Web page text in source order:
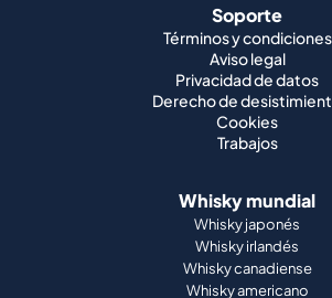
Cookies
Trabajos
Whisky mundial
Whisky japonés
Whisky irlandés
Whisky canadiense
Whisky indio
Whisky alemán
Asociaciones oficiales